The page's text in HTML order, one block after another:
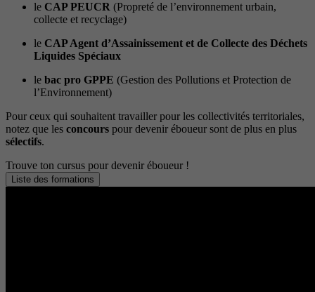
le CAP PEUCR (Propreté de l’environnement urbain,
collecte et recyclage)
le CAP Agent d’Assainissement et de Collecte des Déchets
Liquides Spéciaux
le bac pro GPPE (Gestion des Pollutions et Protection de
l’Environnement)
Pour ceux qui souhaitent travailler pour les collectivités territoriales,
notez que les concours pour devenir éboueur sont de plus en plus
sélectifs.
Trouve ton cursus pour devenir éboueur !
Liste des formations